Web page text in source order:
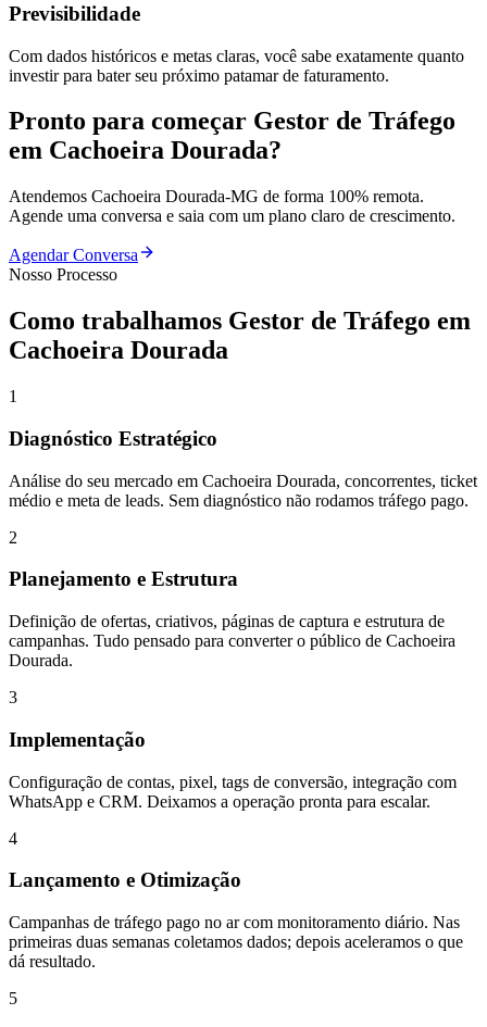
Previsibilidade
Com dados históricos e metas claras, você sabe exatamente quanto
investir para bater seu próximo patamar de faturamento.
Pronto para começar Gestor de Tráfego
em Cachoeira Dourada?
Atendemos Cachoeira Dourada-MG de forma 100% remota.
Agende uma conversa e saia com um plano claro de crescimento.
Agendar Conversa
Nosso Processo
Como trabalhamos Gestor de Tráfego em
Cachoeira Dourada
1
Diagnóstico Estratégico
Análise do seu mercado em Cachoeira Dourada, concorrentes, ticket
médio e meta de leads. Sem diagnóstico não rodamos tráfego pago.
2
Planejamento e Estrutura
Definição de ofertas, criativos, páginas de captura e estrutura de
campanhas. Tudo pensado para converter o público de Cachoeira
Dourada.
3
Implementação
Configuração de contas, pixel, tags de conversão, integração com
WhatsApp e CRM. Deixamos a operação pronta para escalar.
4
Lançamento e Otimização
Campanhas de tráfego pago no ar com monitoramento diário. Nas
primeiras duas semanas coletamos dados; depois aceleramos o que
dá resultado.
5